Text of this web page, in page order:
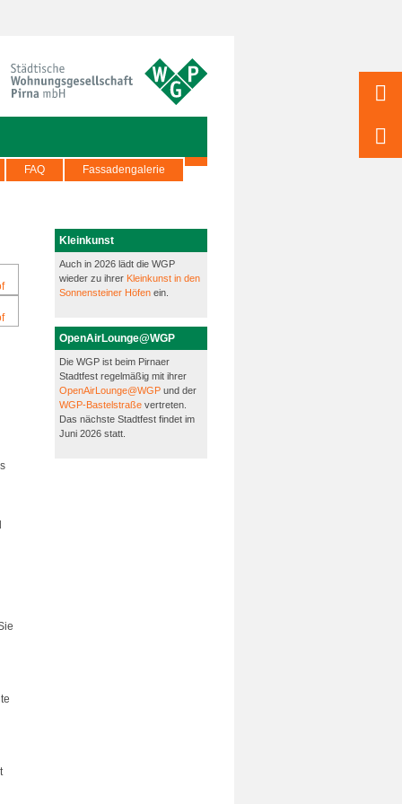
FAQ Fassadengalerie
Kleinkunst
Auch in 2026 lädt die WGP
wieder zu ihrer Kleinkunst in den
Sonnensteiner Höfen ein.
OpenAirLounge@WGP
Die WGP ist beim Pirnaer
Stadtfest regelmäßig mit ihrer
OpenAirLounge@WGP und der
WGP-Bastelstraße vertreten.
Das nächste Stadtfest findet im
Juni 2026 statt.